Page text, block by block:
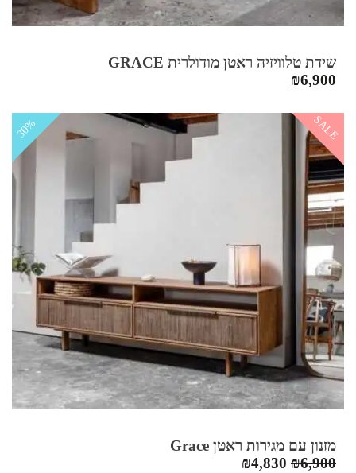
שידת טלוויזיה ראטן מודולרית GRACE
₪6,900
30% SALE
מזנון עם מגירות ראטן Grace
₪6,900
המחיר₪4,830